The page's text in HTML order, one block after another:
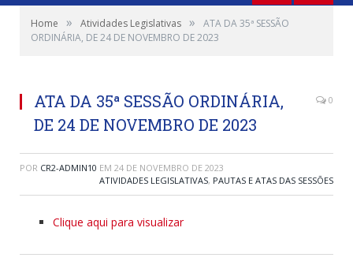
Home » Atividades Legislativas »
ATA DA 35ª SESSÃO
ORDINÁRIA, DE 24 DE NOVEMBRO DE 2023
ATA DA 35ª SESSÃO ORDINÁRIA,
DE 24 DE NOVEMBRO DE 2023
0
POR CR2-ADMIN10 EM 24 DE NOVEMBRO DE 2023
ATIVIDADES LEGISLATIVAS, PAUTAS E ATAS DAS SESSÕES
Clique aqui para visualizar